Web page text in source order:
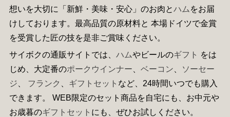
想いを大切に「新鮮・美味・安心」のお肉とハム をお届
けしております。最高品質の原材料と 本場ドイツで金賞
を受賞した匠の技を是非ご賞味ください。
サイボクの通販サイトでは、 ハムやビールのギフト をは
じめ、大定番のポークウインナー ベーコン
ソーセー
ジ
フランク ギフトセット など、24時間いつでも購入
できます。 WEB限定のセット商品を自宅にも、お中元や
お歳暮のギフトセット にも、ぜひお試しください。